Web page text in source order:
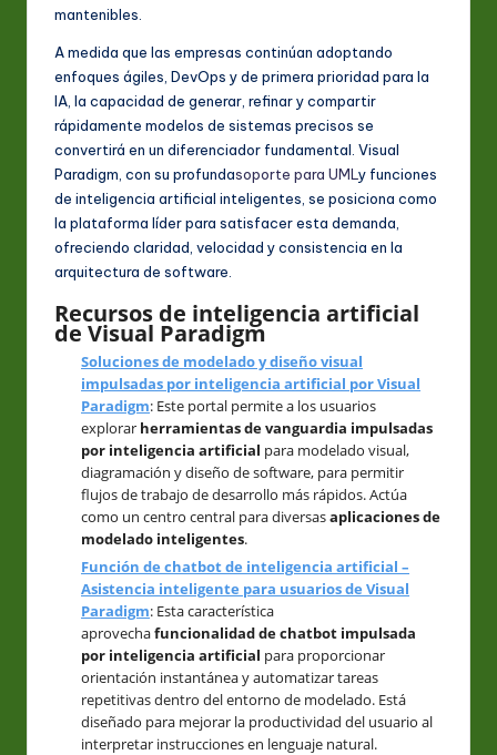
mantenibles.
A medida que las empresas continúan adoptando
enfoques ágiles, DevOps y de primera prioridad para la
IA, la capacidad de generar, refinar y compartir
rápidamente modelos de sistemas precisos se
convertirá en un diferenciador fundamental. Visual
Paradigm, con su profundasoporte para UML y funciones
de inteligencia artificial inteligentes, se posiciona como
la plataforma líder para satisfacer esta demanda,
ofreciendo claridad, velocidad y consistencia en la
arquitectura de software.
Recursos de inteligencia artificial
de Visual Paradigm
Soluciones de modelado y diseño visual
impulsadas por inteligencia artificial por Visual
Paradigm: Este portal permite a los usuarios
explorar herramientas de vanguardia impulsadas
por inteligencia artificial para modelado visual,
diagramación y diseño de software, para permitir
flujos de trabajo de desarrollo más rápidos. Actúa
como un centro central para diversasaplicaciones de
modelado inteligentes.
Función de chatbot de inteligencia artificial –
Asistencia inteligente para usuarios de Visual
Paradigm: Esta característica
aprovechafuncionalidad de chatbot impulsada
por inteligencia artificial para proporcionar
orientación instantánea y automatizar tareas
repetitivas dentro del entorno de modelado. Está
diseñado para mejorar la productividad del usuario al
interpretar instrucciones en lenguaje natural.